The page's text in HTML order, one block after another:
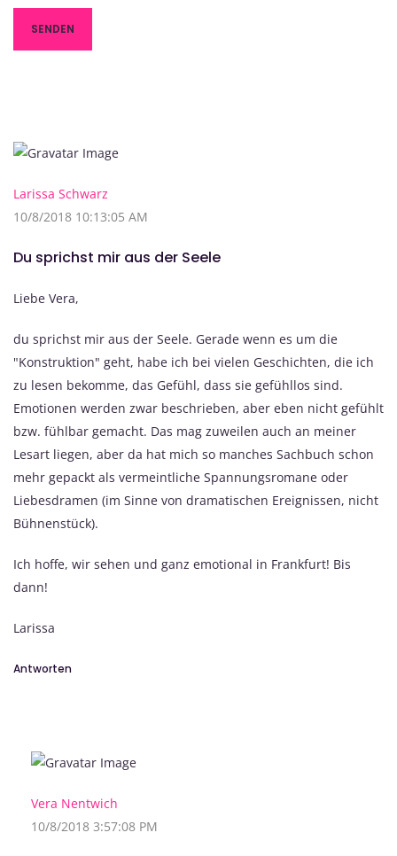
Larissa Schwarz
10/8/2018 10:13:05 AM
Du sprichst mir aus der Seele
Liebe Vera,
du sprichst mir aus der Seele. Gerade wenn es um die
"Konstruktion" geht, habe ich bei vielen Geschichten, die ich
zu lesen bekomme, das Gefühl, dass sie gefühllos sind.
Emotionen werden zwar beschrieben, aber eben nicht gefühlt
bzw. fühlbar gemacht. Das mag zuweilen auch an meiner
Lesart liegen, aber da hat mich so manches Sachbuch schon
mehr gepackt als vermeintliche Spannungsromane oder
Liebesdramen (im Sinne von dramatischen Ereignissen, nicht
Bühnenstück).
Ich hoffe, wir sehen und ganz emotional in Frankfurt! Bis
dann!
Larissa
Antworten
Vera Nentwich
10/8/2018 3:57:08 PM